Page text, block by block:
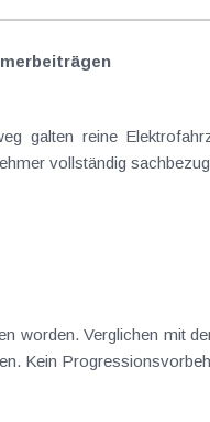
vollständig
worden. Verglichen mit
aus dem Juli 2026 ) ist es dabei vereinzelt noch zu wichtigen